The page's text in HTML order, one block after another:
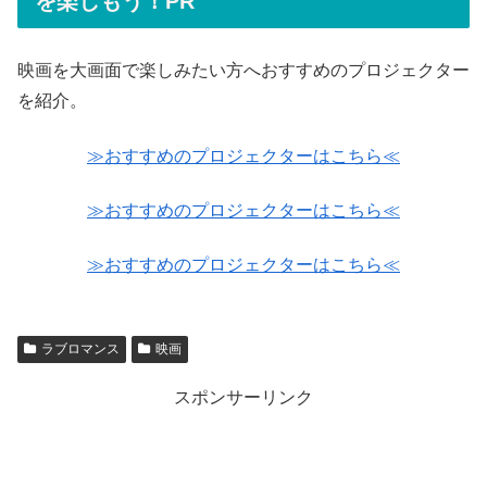
映画を大画面で楽しみたい方へおすすめのプロジェクター
を紹介。
≫おすすめのプロジェクターはこちら≪
≫おすすめのプロジェクターはこちら≪
≫おすすめのプロジェクターはこちら≪
ラブロマンス 映画
スポンサーリンク